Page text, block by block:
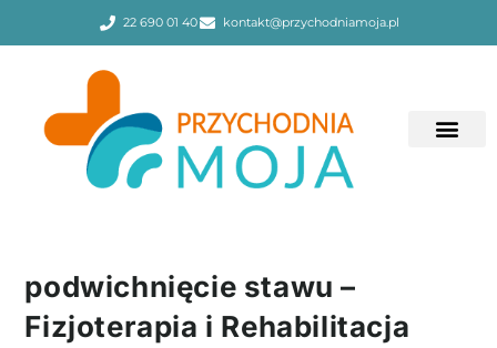
22 690 01 40 kontakt@przychodniamoja.pl
podwichnięcie stawu –
Fizjoterapia i Rehabilitacja